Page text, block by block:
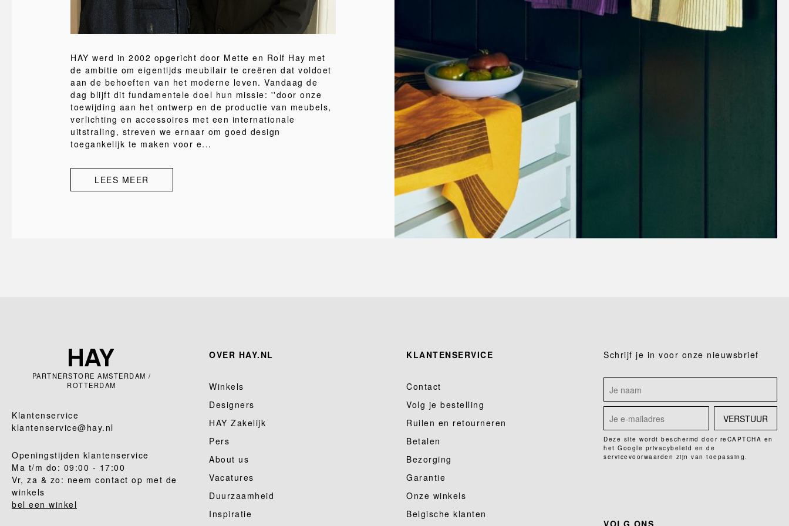
HAY werd in 2002 opgericht door Mette en Rolf Hay met
de ambitie om eigentijds meubilair te creëren dat voldoet
aan de behoeften van het moderne leven. Vandaag de
dag blijft dit fundamentele doel hun missie: ''door onze
toewijding aan het ontwerp en de productie van meubels,
verlichting en accessoires met een internationale
uitstraling, streven we ernaar om goed design
toegankelijk te maken voor e...
LEES MEER
PARTNERSTORE AMSTERDAM /
ROTTERDAM
Klantenservice
klantenservice@hay.nl
Openingstijden klantenservice
Ma t/m do: 09:00 - 17:00
Vr, za & zo: neem contact op met de
winkels
bel een winkel
OVER HAY.NL
Winkels
Designers
HAY Zakelijk
Pers
About us
Vacatures
Duurzaamheid
Inspiratie
KLANTENSERVICE
Contact
Volg je bestelling
Ruilen en retourneren
Betalen
Bezorging
Garantie
Onze winkels
Belgische klanten
Schrijf je in voor onze nieuwsbrief
VERSTUUR
Deze site wordt beschermd door reCAPTCHA en
het Google privacybeleid en de
servicevoorwaarden zijn van toepassing.
VOLG ONS